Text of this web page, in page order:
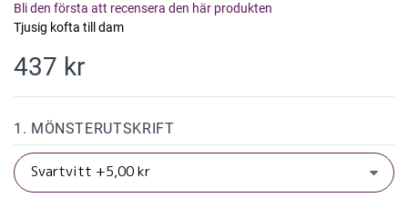
Bli den första att recensera den här produkten
Tjusig kofta till dam
437 kr
1. MÖNSTERUTSKRIFT